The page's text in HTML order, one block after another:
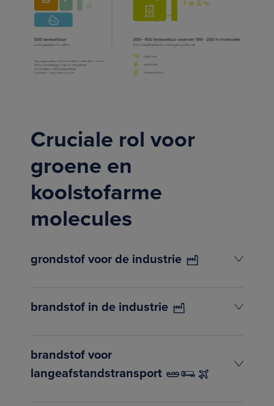
Cruciale rol voor
groene en
koolstofarme
molecules
grondstof voor de industrie
brandstof in de industrie
brandstof voor
langeafstandstransport